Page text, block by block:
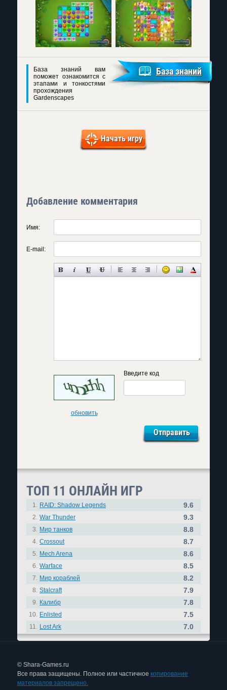
База знаний вам
поможет ознакомится с
этапами и тонкостями
прохождения
Gardenscapes
База знаний
Начать игру
Добавление комментария
Имя:
E-mail:
обновить
Введите код
ТОП 11 ОНЛАЙН ИГР
1. RAID: Shadow Legends 9.6
2. War Thunder 9.3
3. Мир танков 8.8
4. Crossout 8.7
5. Mech Arena 8.6
6. Warface 8.5
7. Мир кораблей 8.2
8. Stalcraft 7.9
9. Калибр 7.8
10. Enlisted 7.5
11. Lost Ark 7.0
© Shara-Games.ru
Все права защищены. Полное или частичное копирование
материалов запрещено.